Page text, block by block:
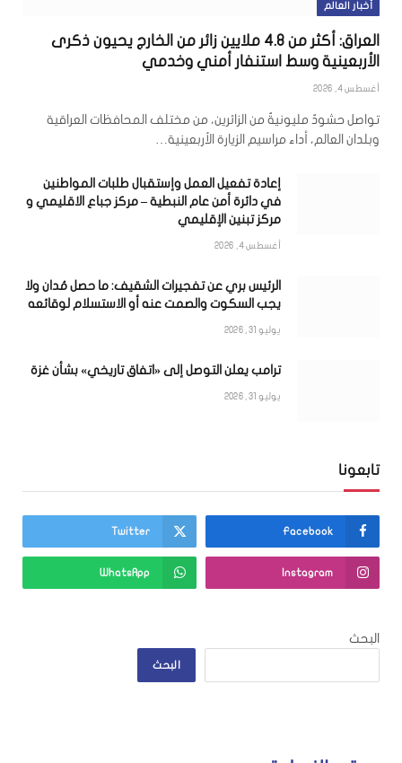
أخبار العالم
العراق: أكثر من 4.8 ملايين زائر من الخارج يحيون ذكرى
الأربعينية وسط استنفار أمني وخدمي
أغسطس 4, 2026
تواصل حشودٌ مليونيةٌ من الزائرين، من مختلف المحافظات العراقية
وبلدان العالم، أداء مراسيم الزيارة الأربعينية…
إعادة تفعيل العمل وإستقبال طلبات المواطنين
في دائرة أمن عام النبطية – مركز جباع الاقليمي و
مركز تبنين الإقليمي
أغسطس 4, 2026
الرئيس بري عن تفجيرات الشقيف: ما حصل مُدان ولا
يجب السكوت والصمت عنه أو الاستسلام لوقائعه
يوليو 31, 2026
ترامب يعلن التوصل إلى «اتفاق تاريخي» بشأن غزة
يوليو 31, 2026
تابعونا
Facebook
Twitter
Instagram
WhatsApp
البحث
البحث